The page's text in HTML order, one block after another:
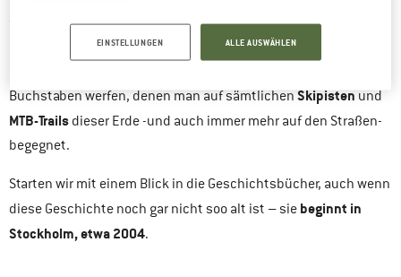
schwärmt mir erstmal eine Runde von ihrem neuenSki-Helm
Receptor Bug von POC
, vor. Klingt spannend, denke ich so
Buchstaben werfen, denen man auf sämtlichen Skipisten und
MTB-Trails dieser Erde -und auch immer mehr auf den Straßen-
begegnet.
Starten wir mit einem Blick in die Geschichtsbücher, auch wenn
diese Geschichte noch gar nicht soo alt ist – sie beginnt in
Stockholm, etwa 2004.
EINSTELLUNGEN ALLE AUSWÄHLEN